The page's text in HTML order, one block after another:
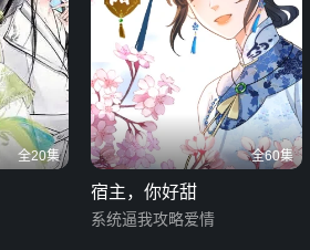
全20集 全60集
宿主，你好甜
系统逼我攻略爱情